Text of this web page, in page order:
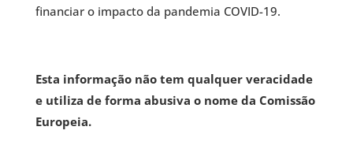
financiar o impacto da pandemia COVID-19.
Esta informação não tem qualquer veracidade
e utiliza de forma abusiva o nome da Comissão
Europeia.